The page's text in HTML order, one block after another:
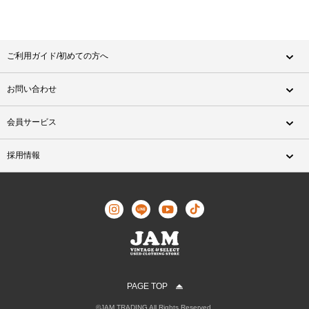
ご利用ガイド/初めての方へ
お問い合わせ
会員サービス
採用情報
PAGE TOP